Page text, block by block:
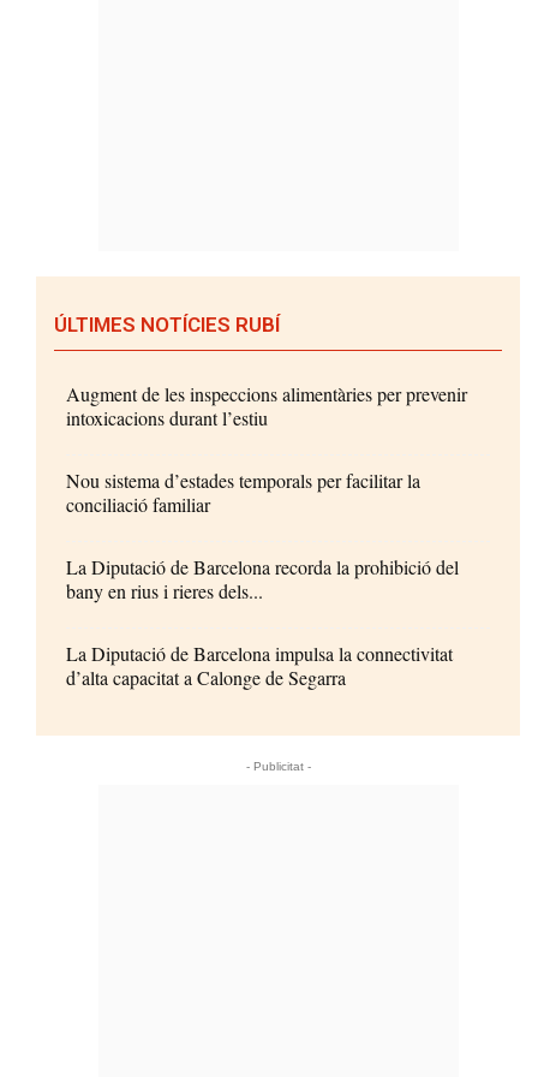
ÚLTIMES NOTÍCIES RUBÍ
Augment de les inspeccions alimentàries per prevenir
intoxicacions durant l’estiu
Nou sistema d’estades temporals per facilitar la
conciliació familiar
La Diputació de Barcelona recorda la prohibició del
bany en rius i rieres dels...
La Diputació de Barcelona impulsa la connectivitat
d’alta capacitat a Calonge de Segarra
- Publicitat -